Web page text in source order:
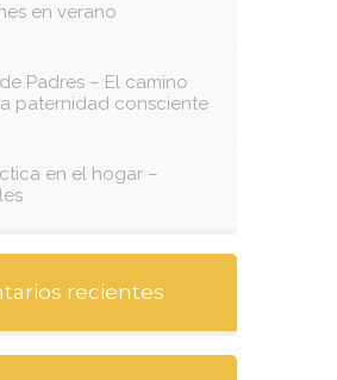
en verano
Padres – El camino
paternidad consciente
en el hogar –
recientes